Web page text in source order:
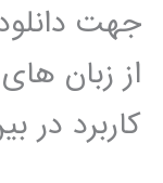
جهت
از زبان
کاربرد در